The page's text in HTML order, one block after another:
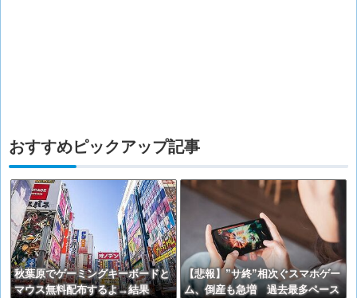
おすすめピックアップ記事
秋葉原でゲーミングキーボードと
マウス無料配布するよ→結果
【悲報】”サ終”相次ぐスマホゲー
ム、倒産も急増 過去最多ペース